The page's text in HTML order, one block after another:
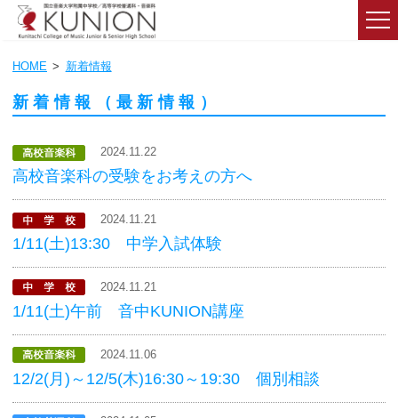
HOME 新着情報
新着情報（最新情報）
2024.11.22
高校音楽科の受験をお考えの方へ
2024.11.21
1/11(土)13:30 中学入試体験
2024.11.21
1/11(土)午前 音中KUNION講座
2024.11.06
12/2(月)～12/5(木)16:30～19:30 個別相談